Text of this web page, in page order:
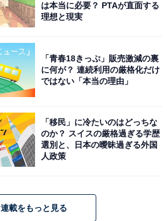
は本当に必要？ PTAが直面する
理想と現実
「青春18きっぷ」販売激減の裏
に何が？ 連続利用の厳格化だけ
ではない「本当の理由」
「移民」に冷たいのはどっちな
のか？ スイスの厳格過ぎる学歴
選別と、日本の曖昧過ぎる外国
人政策
連載をもっと見る